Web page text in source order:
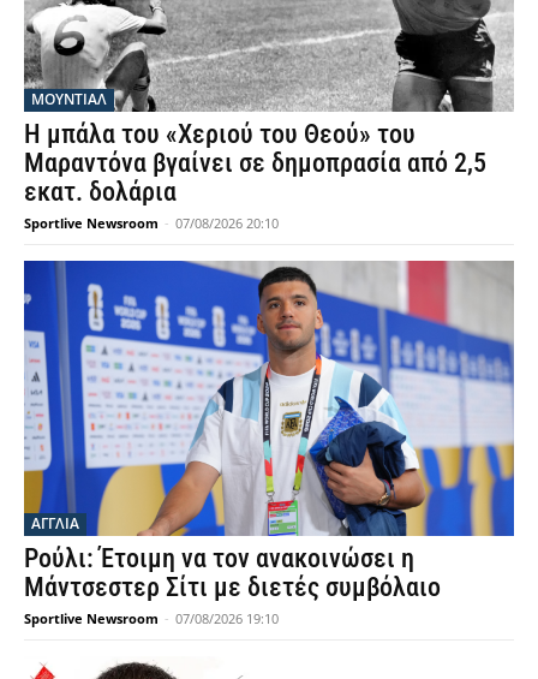
ΜΟΥΝΤΙΆΛ
Η μπάλα του «Χεριού του Θεού» του
Μαραντόνα βγαίνει σε δημοπρασία από 2,5
εκατ. δολάρια
Sportlive Newsroom - 07/08/2026 20:10
ΑΓΓΛΙΑ
Ρούλι: Έτοιμη να τον ανακοινώσει η
Μάντσεστερ Σίτι με διετές συμβόλαιο
Sportlive Newsroom - 07/08/2026 19:10